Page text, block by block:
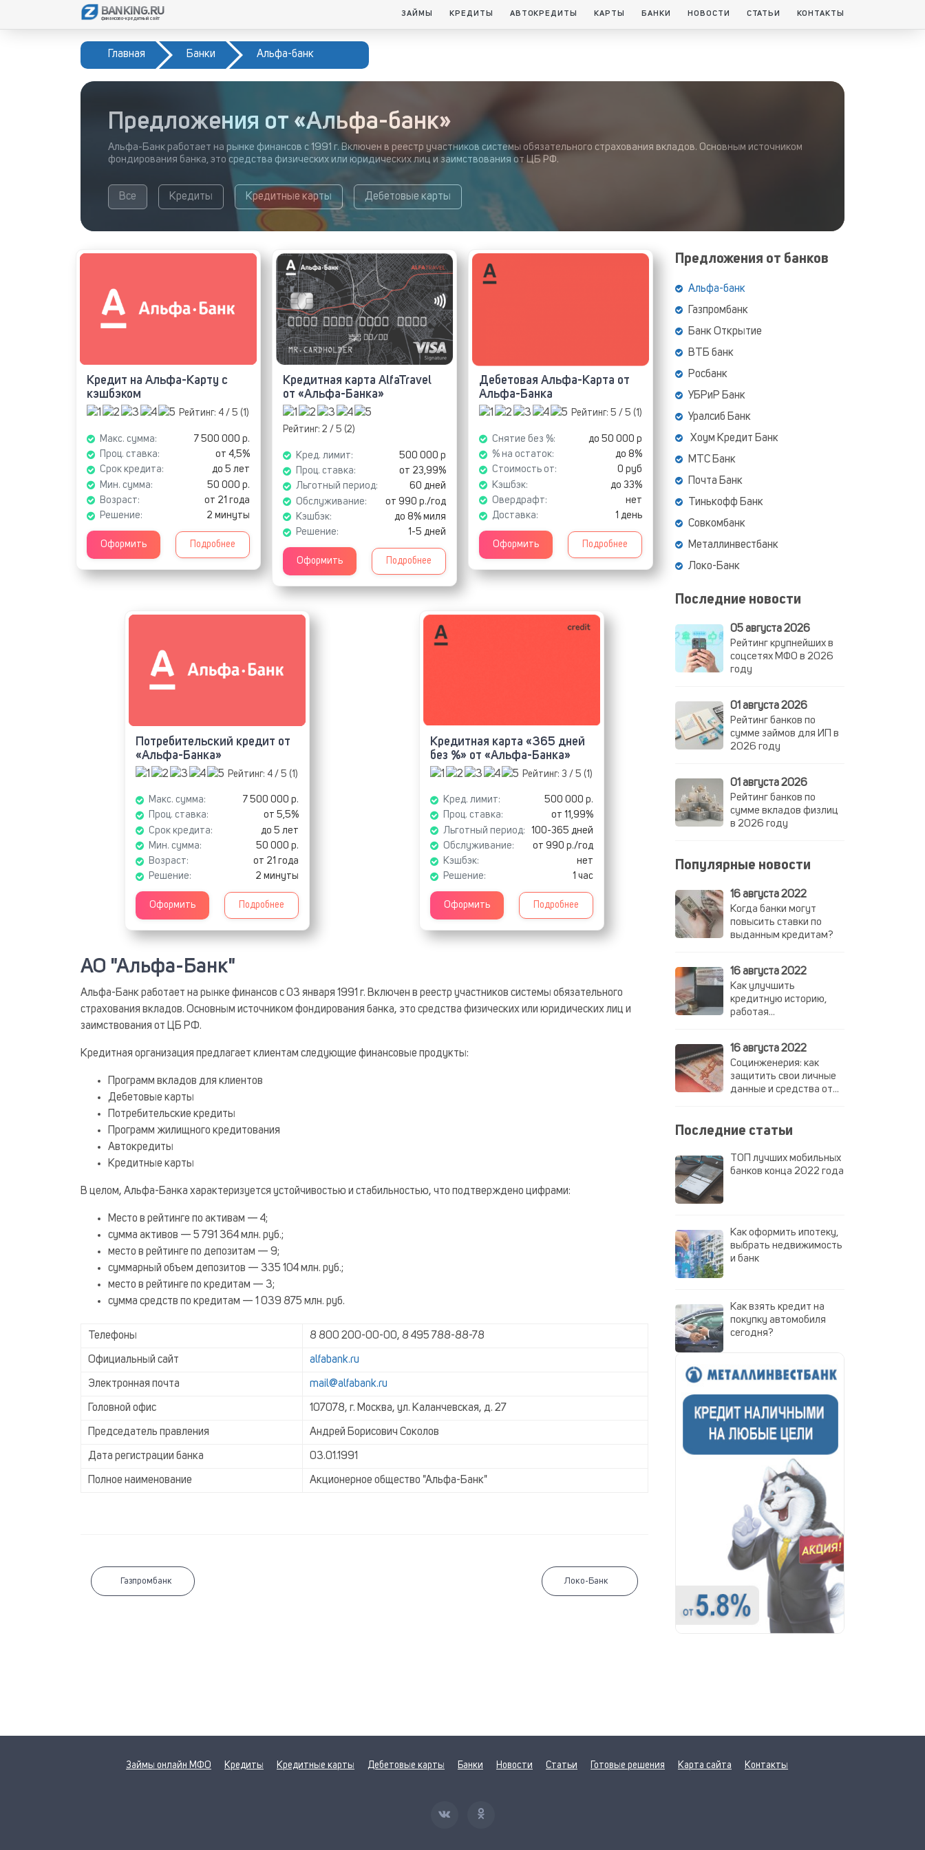
BANKING.RU
финансово-кредитный сайт
ЗАЙМЫ КРЕДИТЫ АВТОКРЕДИТЫ КАРТЫ БАНКИ НОВОСТИ СТАТЬИ КОНТАКТЫ
Главная Банки Альфа-банк
Предложения от «Альфа-банк»
Альфа-Банк работает на рынке финансов с 1991 г. Включен в реестр участников системы обязательного страхования вкладов. Основным источником
фондирования банка, это средства физических или юридических лиц и заимствования от ЦБ РФ.
Все Кредиты Кредитные карты Дебетовые карты
Кредит на Альфа-Карту с
кэшбэком
Рейтинг: 4 / 5 (1 )
Макс. сумма:
7 500 000 р.
Проц. ставка:
от 4,5%
Срок кредита:
до 5 лет
Мин. сумма:
50 000 р.
Возраст:
от 21 года
Решение:
2 минуты
Оформить Подробнее
Кредитная карта AlfaTravel
от «Альфа-Банка»
Рейтинг: 2 / 5 (2)
Кред. лимит:
500 000 р
Проц. ставка:
от 23,99%
Льготный период:
60 дней
Обслуживание:
от 990 р./год
Кэшбэк:
до 8% миля
Решение:
1-5 дней
Оформить Подробнее
Дебетовая Альфа-Карта от
Альфа-Банка
Рейтинг: 5 / 5 (1 )
Снятие без %:
до 50 000 р
% на остаток:
до 8%
Стоимость от:
0 руб
Кэшбэк:
до 33%
Овердрафт:
нет
Доставка:
1 день
Оформить Подробнее
Потребительский кредит от
«Альфа-Банка»
Рейтинг:4 / 5 (1)
Макс. сумма:
7 500 000 р.
Проц. ставка:
от 5,5%
Срок кредита:
до 5 лет
Мин. сумма:
50 000 р.
Возраст:
от 21 года
Решение:
2 минуты
Оформить Подробнее
Кредитная карта «365 дней
без %» от «Альфа-Банка»
Рейтинг: 3 / 5 (1)
Кред. лимит:
500 000 р.
Проц. ставка:
от 11,99%
Льготный период:
100-365 дней
Обслуживание:
от 990 р./год
Кэшбэк:
нет
Решение:
1 час
Оформить Подробнее
АО "Альфа-Банк"
Альфа-Банк работает на рынке финансов с 03 января 1991 г. Включен в реестр участников системы обязательного
страхования вкладов. Основным источником фондирования банка, это средства физических или юридических лиц и
заимствования от ЦБ РФ.
Кредитная организация предлагает клиентам следующие финансовые продукты:
Программ вкладов для клиентов
Дебетовые карты
Потребительские кредиты
Программ жилищного кредитования
Автокредиты
Кредитные карты
В целом, Альфа-Банка характеризуется устойчивостью и стабильностью, что подтверждено цифрами:
Место в рейтинге по активам — 4;
сумма активов — 5 791 364 млн. руб.;
место в рейтинге по депозитам — 9;
суммарный объем депозитов — 335 104 млн. руб.;
место в рейтинге по кредитам — 3;
сумма средств по кредитам — 1 039 875 млн. руб.
Телефоны 8 800 200-00-00, 8 495 788-88-78
Официальный сайт alfabank.ru
Электронная почта mail@alfabank.ru
Головной офис 107078, г. Москва, ул. Каланчевская, д. 27
Председатель правления Андрей Борисович Соколов
Дата регистрации банка 03.01.1991
Полное наименование Акционерное общество "Альфа-Банк"
Газпромбанк Локо-Банк
Предложения от банков
Альфа-банк
Газпромбанк
Банк Открытие
ВТБ банк
Росбанк
УБРиР Банк
Уралсиб Банк
Хоум Кредит Банк
МТС Банк
Почта Банк
Тинькофф Банк
Совкомбанк
Металлинвестбанк
Локо-Банк
Последние новости
05 августа 2026
Рейтинг крупнейших в
соцсетях МФО в 2026
году
01 августа 2026
Рейтинг банков по
сумме займов для ИП в
2026 году
01 августа 2026
Рейтинг банков по
сумме вкладов физлиц
в 2026 году
Популярные новости
16 августа 2022
Когда банки могут
повысить ставки по
выданным кредитам?
16 августа 2022
Как улучшить
кредитную историю,
работая
16 августа 2022
Социнженерия: как
защитить свои личные
данные и средства от
Последние статьи
ТОП лучших мобильных
банков конца 2022 года
Как оформить ипотеку,
выбрать недвижимость
и банк
Как взять кредит на
покупку автомобиля
сегодня?
Займы онлайн МФО Кредиты Кредитные карты Дебетовые карты Банки Новости Статьи Готовые решения Карта сайта Контакты